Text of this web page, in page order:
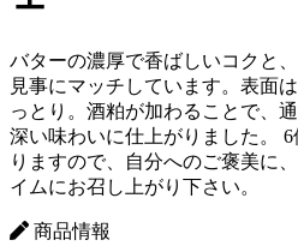
バターの濃厚で香ばしいコクと
見事にマッチしています。表面
っとり。酒粕が加わることで、
深い味わいに仕上がりました。
りますので、自分へのご褒美に
イムにお召し上がり下さい。
商品情報